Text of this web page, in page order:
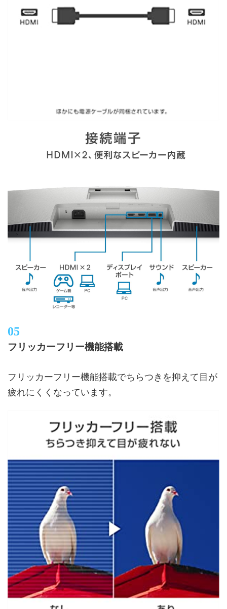
フリッカーフリー機能搭載
フリッカーフリー機能搭載でちらつきを抑えて目が
疲れにくくなっています。